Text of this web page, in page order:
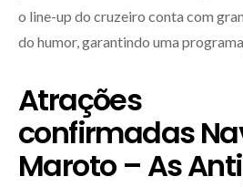
o line-up do cruzeiro conta com
do humor, garantindo uma
Atrações
confirmadas
Maroto – As